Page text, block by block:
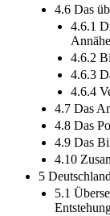
4.6 Das
4.6.1
4.6.2
4.6.3
4.6.4
4.7 Das
4.8 Das
4.9 Das
4.10
5
5.1